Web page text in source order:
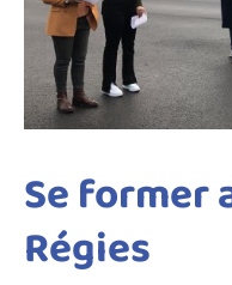
Se former
Régies